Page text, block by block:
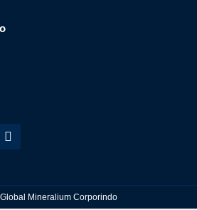
Mineralium Corporindo